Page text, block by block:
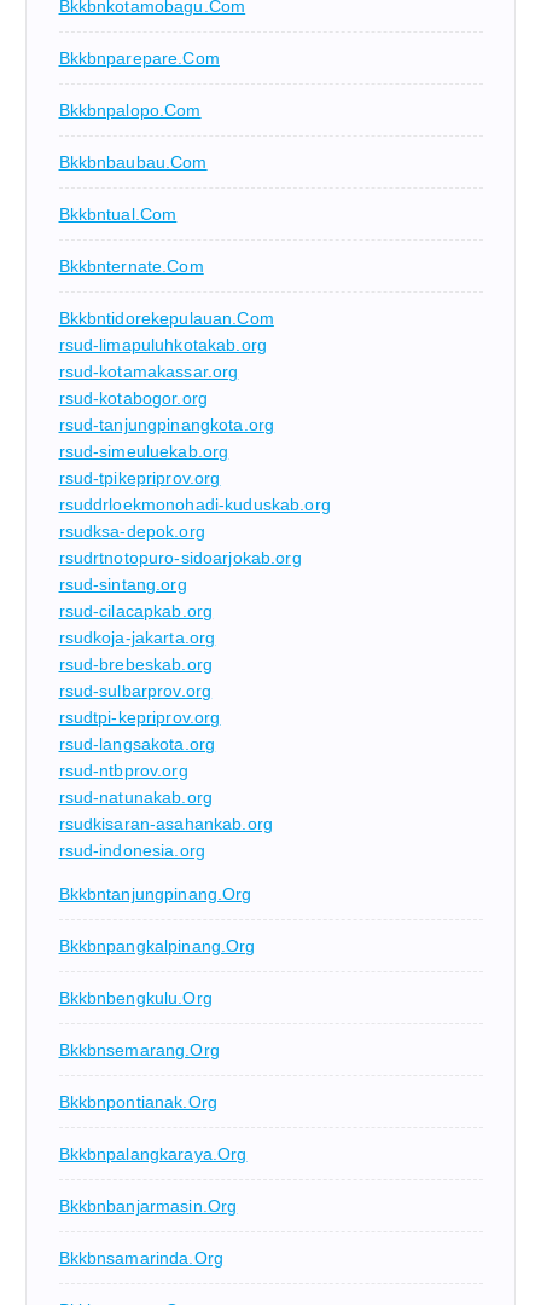
Bkkbnkotamobagu.com
Bkkbnparepare.com
Bkkbnpalopo.com
Bkkbnbaubau.com
Bkkbntual.com
Bkkbnternate.com
Bkkbntidorekepulauan.com
rsud-limapuluhkotakab.org
rsud-kotamakassar.org
rsud-kotabogor.org
rsud-tanjungpinangkota.org
rsud-simeuluekab.org
rsud-tpikepriprov.org
rsuddrloekmonohadi-kuduskab.org
rsudksa-depok.org
rsudrtnotopuro-sidoarjokab.org
rsud-sintang.org
rsud-cilacapkab.org
rsudkoja-jakarta.org
rsud-brebeskab.org
rsud-sulbarprov.org
rsudtpi-kepriprov.org
rsud-langsakota.org
rsud-ntbprov.org
rsud-natunakab.org
rsudkisaran-asahankab.org
rsud-indonesia.org
Bkkbntanjungpinang.org
Bkkbnpangkalpinang.org
Bkkbnbengkulu.org
Bkkbnsemarang.org
Bkkbnpontianak.org
Bkkbnpalangkaraya.org
Bkkbnbanjarmasin.org
Bkkbnsamarinda.org